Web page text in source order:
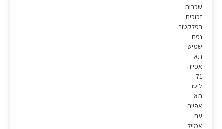
שכבות
זכוכית
רפלקטור
נפח
שמיש
תא
אפייה
71
ליטר
תא
אפייה
עם
אמייל